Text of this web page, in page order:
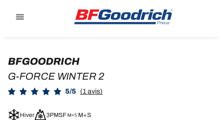
BFGOODRICH
G-FORCE WINTER 2
5/5 (1 avis)
Hiver 3PMSF M+S